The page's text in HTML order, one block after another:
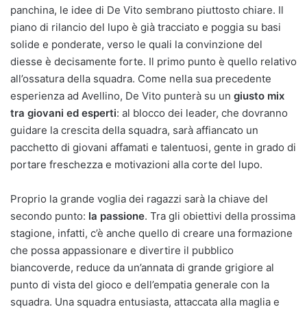
panchina, le idee di De Vito sembrano piuttosto chiare. Il
piano di rilancio del lupo è già tracciato e poggia su basi
solide e ponderate, verso le quali la convinzione del
diesse è decisamente forte. Il primo punto è quello relativo
all’ossatura della squadra. Come nella sua precedente
esperienza ad Avellino, De Vito punterà su un giusto mix
tra giovani ed esperti: al blocco dei leader, che dovranno
guidare la crescita della squadra, sarà affiancato un
pacchetto di giovani affamati e talentuosi, gente in grado di
portare freschezza e motivazioni alla corte del lupo.
Proprio la grande voglia dei ragazzi sarà la chiave del
secondo punto: la passione. Tra gli obiettivi della prossima
stagione, infatti, c’è anche quello di creare una formazione
che possa appassionare e divertire il pubblico
biancoverde, reduce da un’annata di grande grigiore al
punto di vista del gioco e dell’empatia generale con la
squadra. Una squadra entusiasta, attaccata alla maglia e